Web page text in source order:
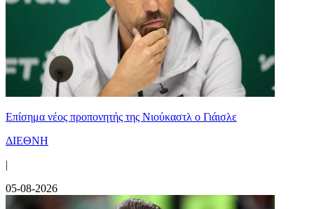
Επίσημα νέος προπονητής της Νιούκαστλ ο Γιάισλε
ΔΙΕΘΝΗ
|
05-08-2026